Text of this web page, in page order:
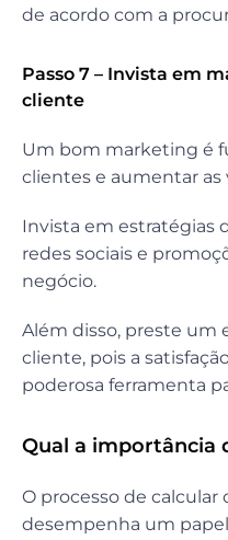
de acordo com a
Passo 7 – Invista em
cliente
Um bom marketing é
clientes e aumentar as
Invista em estratégias
redes sociais e
negócio.
Além disso, preste
cliente, pois a
poderosa ferramenta
Qual a importância
O processo de calcular
desempenha um